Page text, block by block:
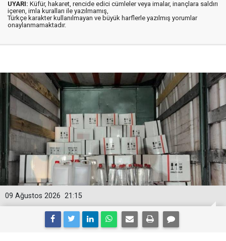
UYARI: Küfür, hakaret, rencide edici cümleler veya imalar, inançlara saldırı
içeren, imla kuralları ile yazılmamış,
Türkçe karakter kullanılmayan ve büyük harflerle yazılmış yorumlar
onaylanmamaktadır.
21:15
09 Ağustos 2026